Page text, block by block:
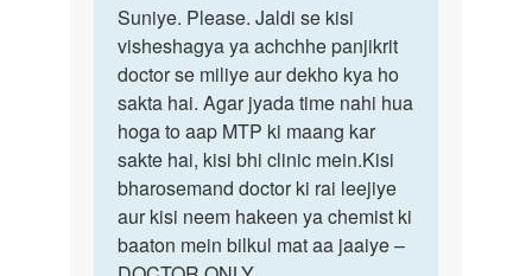
to
M
pregnent
hu
mujhe
kya…
by
Pooja
Suniye.
Please.
Jaldi
se…
Suniye. Please. Jaldi se kisi
visheshagya ya achchhe panjikrit
doctor se miliye aur dekho kya ho
sakta hai. Agar jyada time nahi hua
hoga to aap MTP ki maang kar
sakte hai, kisi bhi clinic mein.Kisi
bharosemand doctor ki rai leejiye
aur kisi neem hakeen ya chemist ki
baaton mein bilkul mat aa jaaiye –